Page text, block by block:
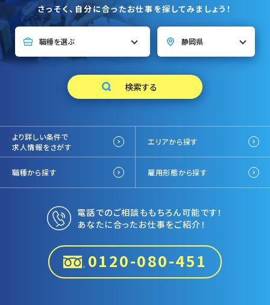
さっそく、自分に合ったお仕事を探してみましょう！
より詳しい条件で
求人情報をさがす
エリアから探す
職種から探す 雇用形態から探す
電話でのご相談ももちろん可能です！
あなたに合ったお仕事をご紹介！
0120-080-451